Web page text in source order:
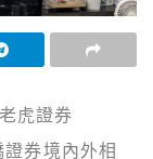
虎證券
券境內外相